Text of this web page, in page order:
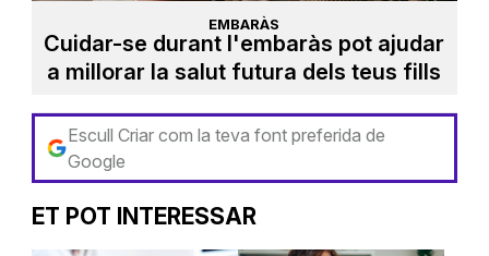
EMBARÀS
Cuidar-se durant l'embaràs pot ajudar
a millorar la salut futura dels teus fills
Escull Criar com la teva font preferida de
Google
ET POT INTERESSAR